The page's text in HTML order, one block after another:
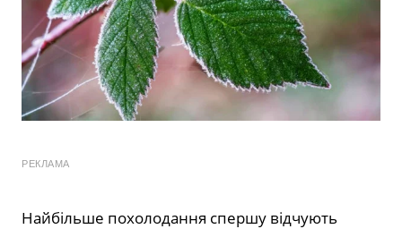
РЕКЛАМА
Найбільше похолодання спершу відчують